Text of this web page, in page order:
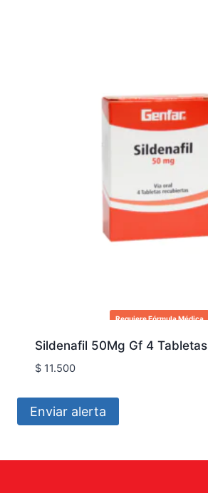
Requiere Fórmula Médica
Sildenafil 50Mg Gf 4 Tabletas
$11.500
Enviar alerta